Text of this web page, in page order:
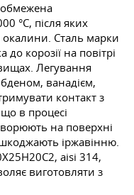
обмежена
°C, після яких
окалини. Сталь марки
корозії на повітрі
Легування
ванадієм,
контакт з
в процесі
на поверхні
іржавінню.
aisi 314,
виготовляти з